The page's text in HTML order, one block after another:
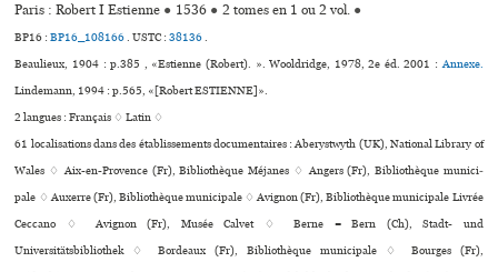
Paris : Robert I Estienne ● 1536 ● 2 tomes en 1 ou 2 vol. ●
BP16 :BP16_108166.USTC :38136.
Beaulieux, 1904 : p.385 , «Estienne (Robert). ». Wooldridge, 1978, 2e éd. 2001 :Annexe.
Lindemann, 1994 : p.565, «[Robert ESTIENNE]».
2 langues :Français ♢Latin ♢
61 localisations dans des établissements documentaires : Aberystwyth (UK), National Library of
Wales ♢ Aix-en-Provence (Fr), Bibliothèque Méjanes ♢ Angers (Fr), Bibliothèque muni­ci­
pale ♢ Auxerre (Fr), Bibliothèque muni­ci­pale ♢ Avignon (Fr), Bibliothèque muni­ci­pale Livrée
Ceccano ♢ Avignon (Fr), Musée Calvet ♢ Berne = Bern (Ch), Stadt- und
Universitätsbibliothek ♢ Bordeaux (Fr), Bibliothèque muni­ci­pale ♢ Bourges (Fr),